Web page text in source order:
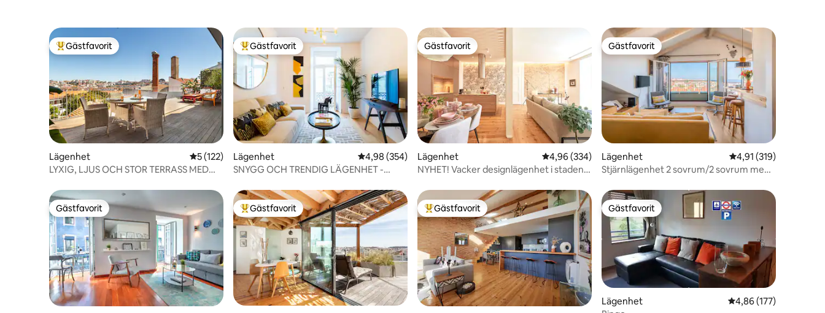
Populär gästfavorit
Gästfavorit
Lägenhet 5 av 5 i genomsnittligt betyg, 122 omdömen
5 (122)
LYXIG, LJUS OCH STOR TERRASS MED
Populär gästfavorit
Gästfavorit
Lägenhet 4,98 av 5 i genomsnittligt betyg, 354 omdömen
4,98 (354)
SNYGG OCH TRENDIG LÄGENHET -
Gästfavorit
Gästfavorit
Lägenhet 4,96 av 5 i genomsnittligt betyg, 334 omdömen
4,96 (334)
NYHET! Vacker designlägenhet i stadens
Gästfavorit
Gästfavorit
Lägenhet 4,91 av 5 i
4,91 (319)
Stjärnlägenhet 2 sovrum/2 sovrum med
Gästfavorit
Gästfavorit Populär gästfavorit
Gästfavorit Populär gästfavorit
Gästfavorit Gästfavorit
Gästfavorit
Lägenhet 4,86 av 5 i
4,86 (177)